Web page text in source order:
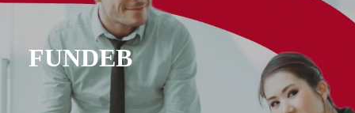
FUNDEB